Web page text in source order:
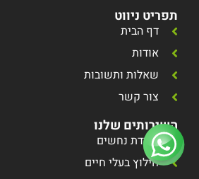
תפריט ניווט
דף הבית
אודות
שאלות ותשובות
צור קשר
השירותים שלנו
לכידת נחשים
חילוץ בעלי חיים